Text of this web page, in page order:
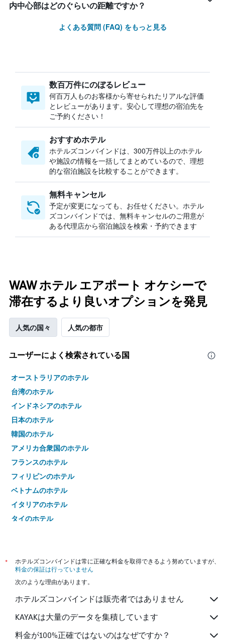
内中心部はどのぐらいの距離ですか？
よくある質問 (FAQ) をもっと見る
数百万件にのぼるレビュー
何百万人ものお客様から寄せられたリアルな評価
とレビューがあります。安心して理想の宿泊先を
ご予約ください！
おすすめホテル
ホテルズコンバインドは、300万件以上のホテル
や施設の情報を一括してまとめているので、理想
的な宿泊施設を比較することができます。
無料キャンセル
予定が変更になっても、お任せください。ホテル
ズコンバインドでは、無料キャンセルのご用意が
ある代理店から宿泊施設を検索・予約できます
WAW ホテル エアポート オケシーで
滞在するより良いオプションを発見
人気の国々 人気の都市
ユーザーによく検索されている国
オーストラリアのホテル
台湾のホテル
インドネシアのホテル
日本のホテル
韓国のホテル
アメリカ合衆国のホテル
フランスのホテル
フィリピンのホテル
ベトナムのホテル
イタリアのホテル
タイのホテル
*
ホテルズコンバインドは常に正確な料金を取得できるよう努めていますが、
料金の保証は行っていません
次のような理由があります。
ホテルズコンバインドは販売者ではありません
KAYAKは大量のデータを集積しています
料金が100%正確ではないのはなぜですか？